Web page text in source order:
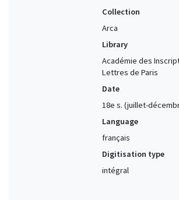
Collection
Arca
Library
Académie des
Lettres de Paris
Date
18e s. (juillet-
Language
français
Digitisation type
intégral